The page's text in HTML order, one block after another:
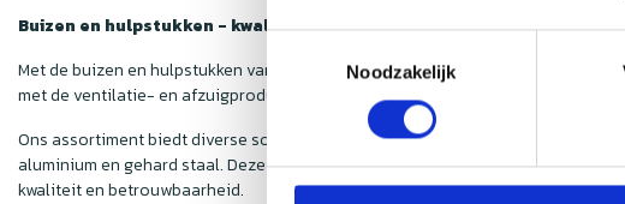
Noodzakelijk
Buizen en hulpstukken - kwaliteit voor een scherpe prijs
Met de buizen en hulpstukken van
weet je zeker dat jouw
met de ventilatie- en afzuigproducten die je in onze webshop vindt. Dit
Ons assortiment biedt diverse soorten hulpstukken, zodat iedere
aluminium en gehard staal. Deze materialen zijn niet alleen duurzaam en
kwaliteit en betrouwbaarheid.